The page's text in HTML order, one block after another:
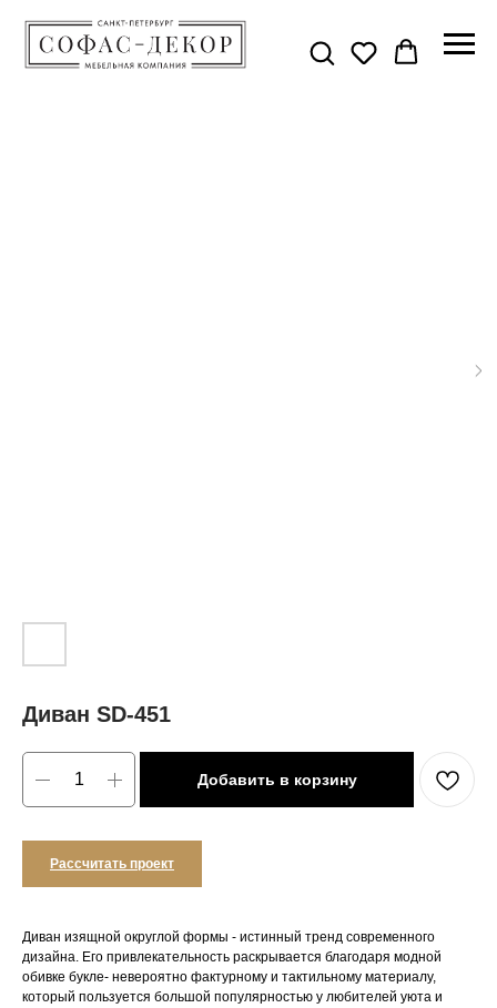
Диван SD-451
Добавить в корзину
Рассчитать проект
Диван изящной округлой формы - истинный тренд современного
дизайна. Его привлекательность раскрывается благодаря модной
обивке букле- невероятно фактурному и тактильному материалу,
который пользуется большой популярностью у любителей уюта и